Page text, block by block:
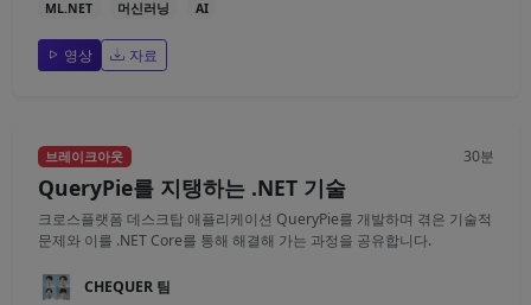
ML.NET 머신러닝 AI
영상 자료
브레이크아웃 30분
QueryPie를 지탱하는 .NET 기술
크로스플랫폼 데스크탑 애플리케이션 QueryPie를 개발하며 겪은 기술적
문제와 이를 .NET Core를 통해 해결해 가는 과정을 공유합니다.
CHEQUER 팀